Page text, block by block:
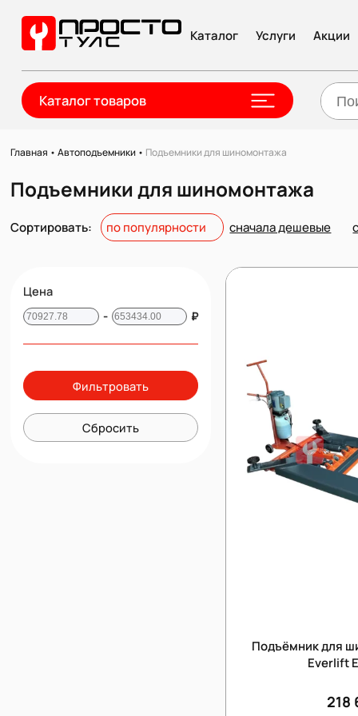
Каталог Услуги Акции
Каталог товаров
Главная •Автоподъемники • Подъемники для шиномонтажа
Подъемники для шиномонтажа
Сортировать: по популярности сначала дешевые
Цена
- ₽
Фильтровать
Сбросить
Подъёмник для
Everlift
218